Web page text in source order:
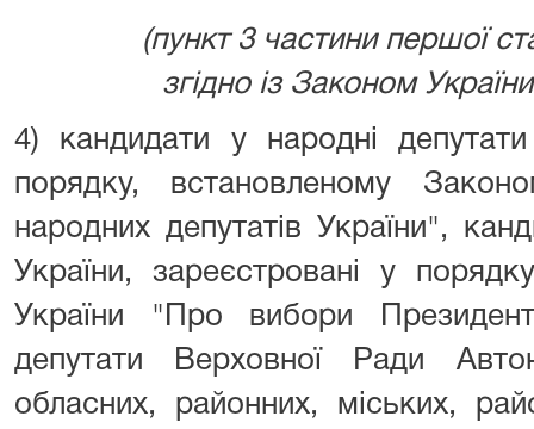
(пункт 3 частини першої
згідно із Законом
4) кандидати у народні
порядку, встановленому
народних депутатів України",
України, зареєстровані у
України "Про вибори
депутати Верховної Ради
обласних, районних, міських,